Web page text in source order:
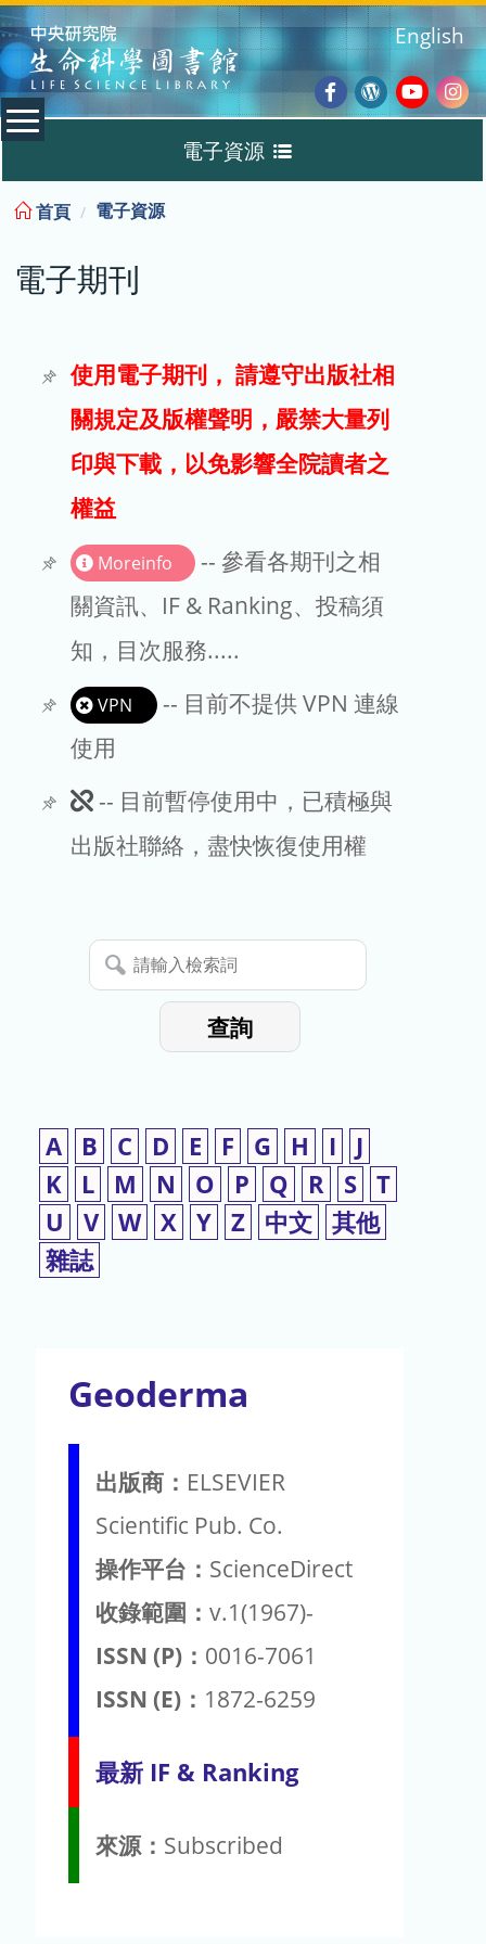
:::
Facebook
Wordpress
English
電子資源
電子期刊
試用
文章處理費
EndNote
首頁 電子資源
電子期刊
使用電子期刊， 請遵守出版社相
關規定及版權聲明，嚴禁大量列
印與下載，以免影響全院讀者之
權益
Moreinfo
-- 參看各期刊之相
關資訊、IF & Ranking、投稿須
知，目次服務.....
VPN
-- 目前不提供 VPN 連線
使用
此
期
暫
停
-- 目前暫停使用中，已積極與
出版社聯絡，盡快恢復使用權
請
輸
查詢
A B C D E F G H I
J
K
L M N O P Q R S T
U
V W X Y Z 中文 其他
雜誌
Geoderma
出版商： ELSEVIER
Scientific Pub. Co.
操作平台： ScienceDirect
收錄範圍： v.1(1967)-
ISSN (P)： 0016-7061
ISSN (E)： 1872-6259
最新 IF & Ranking
來源： Subscribed